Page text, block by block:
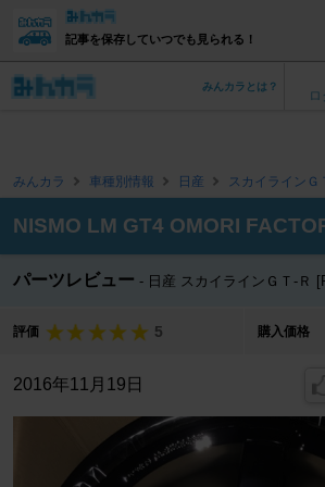
記事を保存していつでも見られる！
みんカラとは？
みんカラ 車種別情報 日産 スカイラインＧ
NISMO LM GT4 OMORI
パーツレビュー 日産 スカイラインＧＴ‐Ｒ
評価 5 購入価格
2016年11月19日